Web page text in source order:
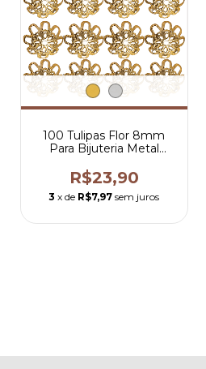
100 Tulipas Flor 8mm
Para Bijuteria Metal
R$23,90
3 x de R$7,97 sem juros